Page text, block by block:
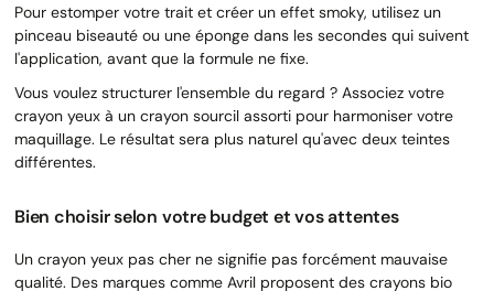
Pour estomper votre trait et créer un effet smoky, utilisez un
pinceau biseauté ou une éponge dans les secondes qui suivent
l'application, avant que la formule ne fixe.
Vous voulez structurer l'ensemble du regard ? Associez votre
crayon yeux à un crayon sourcil assorti pour harmoniser votre
maquillage. Le résultat sera plus naturel qu'avec deux teintes
différentes.
Bien choisir selon votre budget et vos attentes
Un crayon yeux pas cher ne signifie pas forcément mauvaise
qualité. Des marques comme Avril proposent des crayons bio